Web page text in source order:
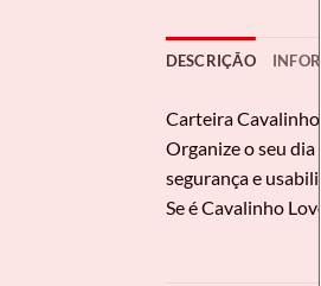
DESCRIÇÃO
Carteira Cavalinho
Organize o seu
segurança e
Se é Cavalinho